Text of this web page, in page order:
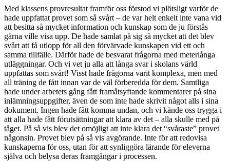
Med klassens provresultat framför oss förstod vi plötsligt varför de
hade uppfattat provet som så svårt – de var helt enkelt inte vana vid
att besitta så mycket information och kunskap som de ju förstås
gärna ville visa upp. De hade samlat på sig så mycket att det blev
svårt att få utlopp för all den förvärvade kunskapen vid ett och
samma tillfälle. Därför hade de besvarat frågorna med meterlånga
utläggningar. Och vi vet ju alla att långa svar i skolans värld
uppfattas som svårt! Visst hade frågorna varit komplexa, men med
all träning de fått innan var de väl förberedda för dem. Samtliga
hade under arbetets gång fått framåtsyftande kommentarer på sina
inlämningsuppgifter, även de som inte hade skrivit något alls i sina
dokument. Ingen hade fått komma undan, och vi kände oss trygga i
att alla hade fått förutsättningar att klara av det – alla skulle med på
tåget. På så vis blev det omöjligt att inte klara det “svåraste” provet
någonsin. Provet blev på så vis avgörande. Inte för att redovisa
kunskaperna för oss, utan för att synliggöra lärande för eleverna
själva och belysa deras framgångar i processen.